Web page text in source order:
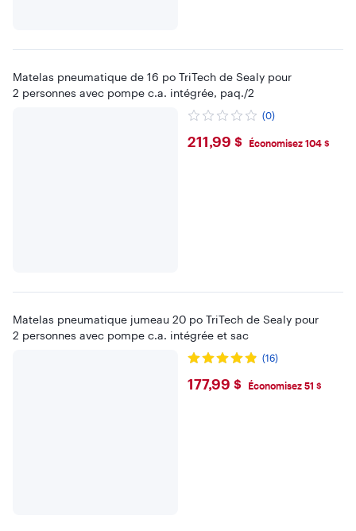
Matelas pneumatique de 16 po TriTech de Sealy pour
2 personnes avec pompe c.a. intégrée, paq./2
(0)
$211.99
211,99 $ Économisez 104 $
Matelas pneumatique jumeau 20 po TriTech de Sealy pour
2 personnes avec pompe c.a. intégrée et sac
(16)
$177.99
177,99 $ Économisez 51 $